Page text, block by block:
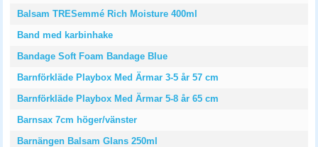
Balsam TRESemmé Rich Moisture 400ml
Band med karbinhake
Bandage Soft Foam Bandage Blue
Barnförkläde Playbox Med Ärmar 3-5 år 57 cm
Barnförkläde Playbox Med Ärmar 5-8 år 65 cm
Barnsax 7cm höger/vänster
Barnängen Balsam Glans 250ml